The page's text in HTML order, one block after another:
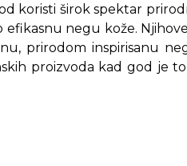
koristi širok spektar
negu kože.
prirodom inspirisanu
proizvoda kad god je